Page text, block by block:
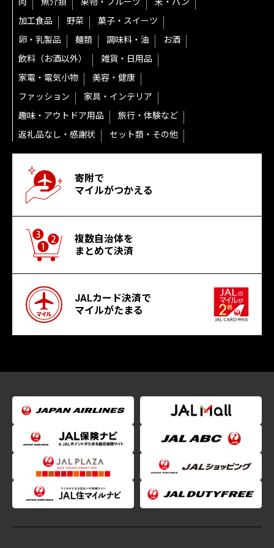
加工食品
野菜
菓子・スイーツ
卵・乳製品
麺類 調味料・油
お酒
飲料（お酒以外）
雑貨・日用品
家電・電気小物
美容・健康
ファッション
家具・インテリア
趣味・アウトドア用品
旅行・体験など
返礼品なし・感謝状
セット類・その他
寄附で
マイルがつかえる
複数自治体を
まとめて決済
JALカード決済で
マイルがたまる